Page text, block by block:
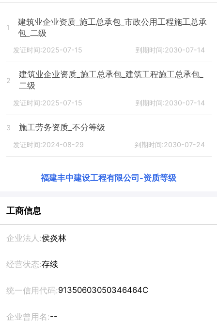
1
建筑业企业资质_施工总承包_市政公用工程施工总承
包_二级
发证时间:2025-07-15 到期时间:2030-07-14
2
建筑业企业资质_施工总承包_建筑工程施工总承包_
二级
发证时间:2025-07-15 到期时间:2030-07-14
3 施工劳务资质_不分等级
发证时间:2024-08-29 到期时间:2030-07-24
福建丰中建设工程有限公司 -资质等级
工商信息
企业法人:侯炎林
经营状态:存续
统一信用代码:91350603050346464C
企业曾用名:--